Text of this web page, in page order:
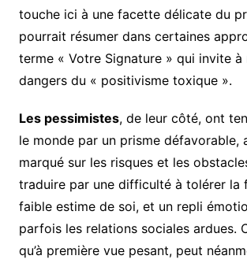
touche ici à une facette délicate du
pourrait résumer dans certaines
terme « Votre Signature » qui invite à
dangers du « positivisme toxique ».
Les pessimistes, de leur côté, ont
le monde par un prisme défavorable,
marqué sur les risques et les
traduire par une difficulté à tolérer la
faible estime de soi, et un repli
parfois les relations sociales ardues.
qu’à première vue pesant, peut